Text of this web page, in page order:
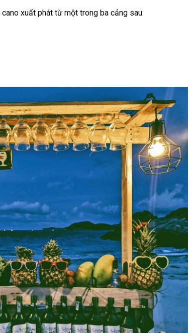
xuất phát từ một trong ba cảng sau: